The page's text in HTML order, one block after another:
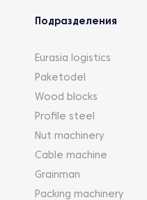
Подразделения
Eurasia logistics
Paketodel
Wood blocks
Profile steel
Nut machinery
Cable machine
Grainman
Packing machinery